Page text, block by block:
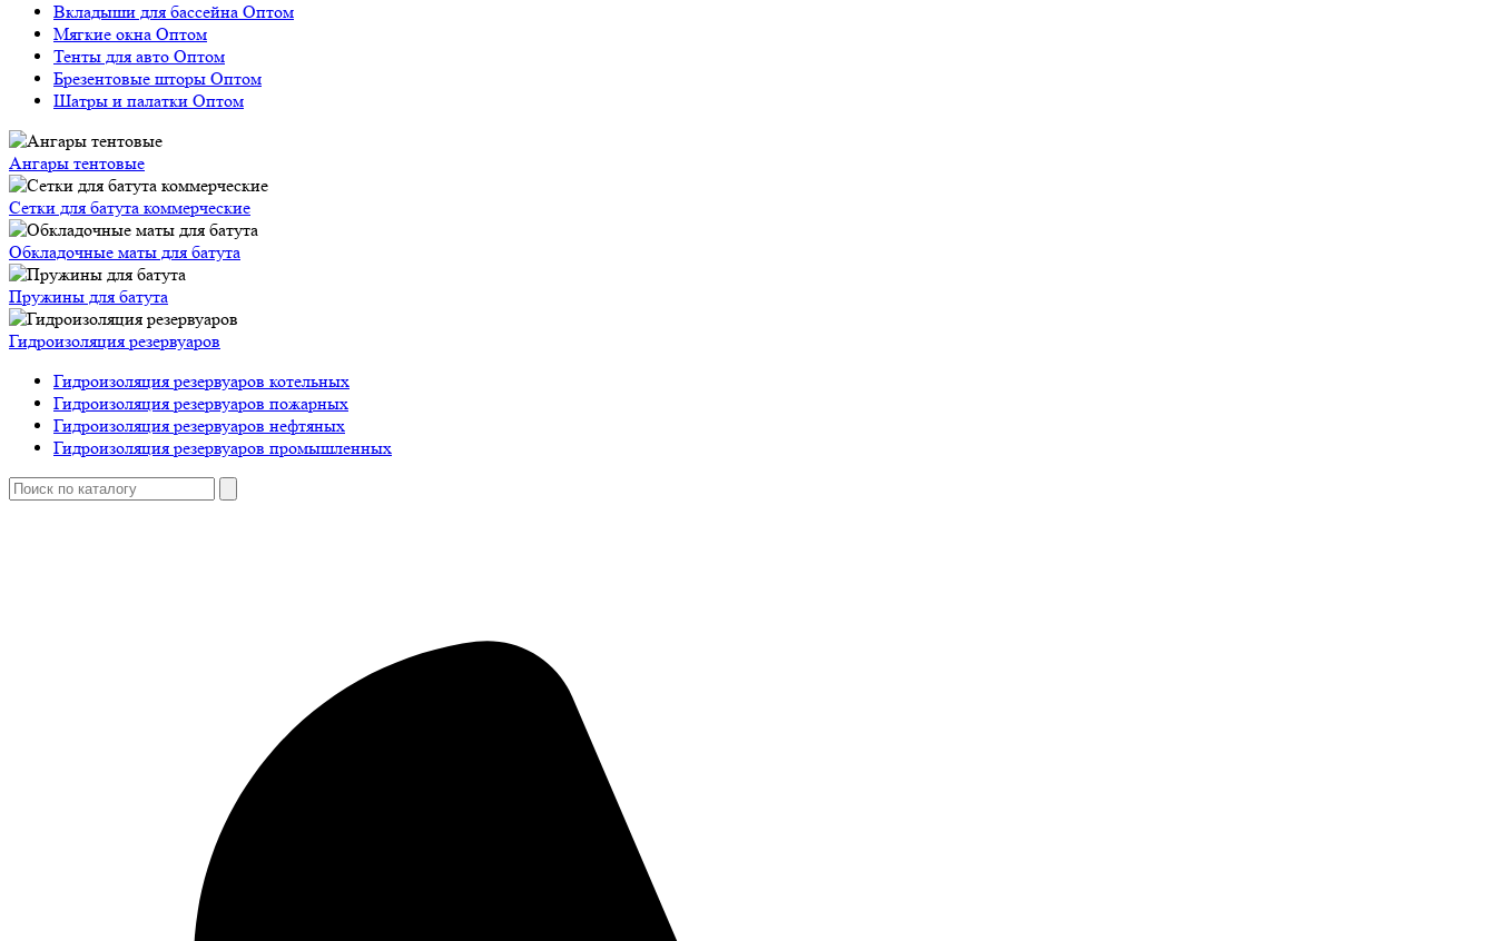
Вкладыши для бассейна Оптом
Мягкие окна Оптом
Тенты для авто Оптом
Брезентовые шторы Оптом
Шатры и палатки Оптом
Ангары тентовые
Сетки для батута коммерческие
Обкладочные маты для батута
Пружины для батута
Гидроизоляция резервуаров
Гидроизоляция резервуаров котельных
Гидроизоляция резервуаров пожарных
Гидроизоляция резервуаров нефтяных
Гидроизоляция резервуаров промышленных